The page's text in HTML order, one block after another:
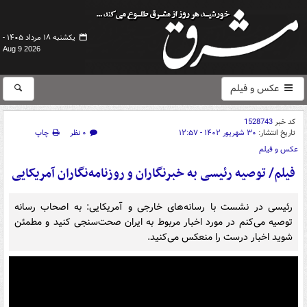
یکشنبه ۱۸ مرداد ۱۴۰۵ -
Aug 9 2026
عکس و فیلم
کد خبر1528743
تاریخ انتشار: ۳۰ شهریور ۱۴۰۲ - ۱۲:۵۷ ۰ نظر
چاپ
عکس و فیلم
فیلم/ توصیه رئیسی به خبرنگاران و روزنامه‌نگاران آمریکایی
رئیسی در نشست با رسانه‌های خارجی و آمریکایی: به اصحاب رسانه
توصیه می‌کنم در مورد اخبار مربوط به ایران صحت‌سنجی کنید و مطمئن
شوید اخبار درست را منعکس می‌کنید.